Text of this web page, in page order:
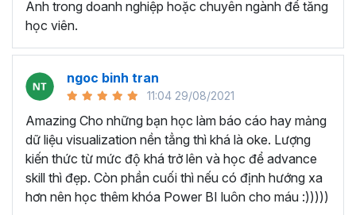
cầu.
Chưa có tư duy và biết cách tạo và tổ chức bố cục
báo cáo khoa học, đẹp mắt.
bằng biểu đồ, bảng biểu.
Tốn nhiều giờ để làm báo cáo, hiệu suất thực hiện
công việc kém.
Do đó, bạn cần học xây dựng báo cáo quản trị bằng
Excel, không chỉ giúp bạn giải quyết những vấn đề hiện tại
mà còn trang bị cho bạn những kỹ năng quý giá để nâng
Anh trong doanh nghiệp hoặc chuyên ngành để tăng
học viên.
ngoc binh tran
11:04 29/08/2021
Amazing Cho những bạn học làm báo cáo hay mảng
dữ liệu visualization nền tẳng thì khá là oke. Lượng
kiến thức từ mức độ khá trở lên và học để advance
skill thì đẹp. Còn phần cuối thì nếu có định hướng xa
hơn nên học thêm khóa Power BI luôn cho máu :)))))